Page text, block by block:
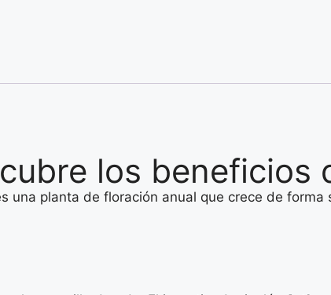
los beneficios
una planta de floración anual que crece de